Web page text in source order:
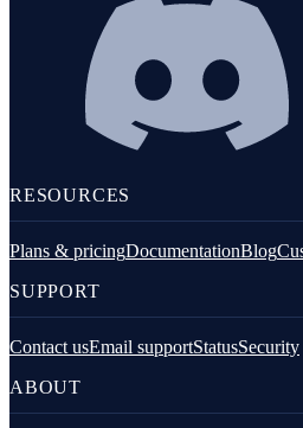
Instrumentação
Ferramentas de linha
RESOURCES
Plans & pricingDocumentationBlog
SUPPORT
Contact usEmail supportStatusSecurity
ABOUT